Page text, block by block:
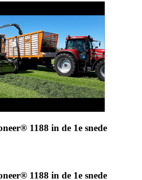
1188 in de 1e snede
1188 in de 1e snede